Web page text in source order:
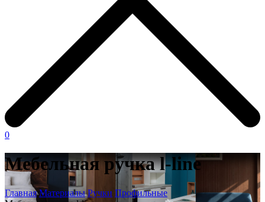
0
Мебельная ручка l-line
Главная Материалы Ручки Профильные